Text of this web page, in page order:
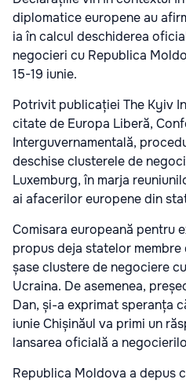
diplomatice europene au
ia în calcul deschiderea
negocieri cu Republica
15-19 iunie.
Potrivit publicației The Kyiv
citate de Europa Liberă,
Interguvernamentală,
deschise clusterele de
Luxemburg, în marja
ai afacerilor europene din
Comisara europeană pentru
propus deja statelor
șase clustere de negociere
Ucraina. De asemenea,
Dan, și-a exprimat speranța
iunie Chișinăul va primi un
lansarea oficială a
Republica Moldova a depus